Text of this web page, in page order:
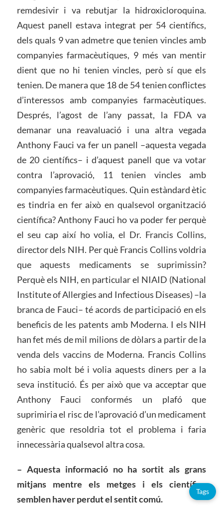
remdesivir i va rebutjar la hidroxicloroquina.
Aquest panell estava integrat per 54 científics,
dels quals 9 van admetre que tenien vincles amb
companyies farmacèutiques, 9 més van mentir
dient que no hi tenien vincles, però sí que els
tenien. De manera que 18 de 54 tenien conflictes
d’interessos amb companyies farmacèutiques.
Després, l’agost de l’any passat, la FDA va
demanar una reavaluació i una altra vegada
Anthony Fauci va fer un panell –aquesta vegada
de 20 científics– i d’aquest panell que va votar
contra l’aprovació, 11 tenien vincles amb
companyies farmacèutiques. Quin estàndard ètic
es tindria en fer això en qualsevol organització
científica? Anthony Fauci ho va poder fer perquè
el seu cap així ho volia, el Dr. Francis Collins,
director dels NIH. Per què Francis Collins voldria
que aquests medicaments se suprimissin?
Perquè els NIH, en particular el NIAID (National
Institute of Allergies and Infectious Diseases) –la
branca de Fauci– té acords de participació en els
beneficis de les patents amb Moderna. I els NIH
han fet més de mil milions de dòlars a partir de la
venda dels vaccins de Moderna. Francis Collins
ho sabia molt bé i volia aquests diners per a la
seva institució. És per això que va acceptar que
Anthony Fauci conformés un plafó que
suprimiria el risc de l’aprovació d’un medicament
genèric que resoldria tot el problema i faria
innecessària qualsevol altra cosa.
– Aquesta informació no ha sortit als grans
mitjans mentre els metges i els científics
semblen haver perdut el sentit comú.
Tags